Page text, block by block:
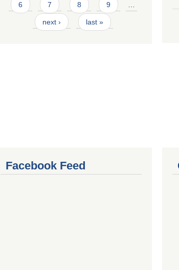
6 7 8 9
next › last »
Facebook Feed